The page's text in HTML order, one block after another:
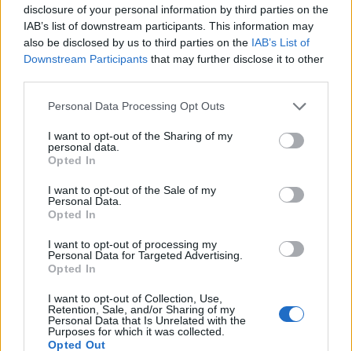
disclosure of your personal information by third parties on the
IAB’s list of downstream participants. This information may
also be disclosed by us to third parties on the IAB’s List of
Downstream Participants that may further disclose it to other
Please note that this website/app uses one or more Google
not limited to your visit or usage behaviour. You may click to
grant or deny consent to Google and its third-party tags to
use your data for below specified purposes in below Google
consent section.
Personal Data Processing Opt Outs
I want to opt-out of the Sharing of my
personal data.
Opted In
I want to opt-out of the Sale of my
Personal Data.
Opted In
I want to opt-out of processing my
Personal Data for Targeted Advertising.
Opted In
I want to opt-out of Collection, Use,
Retention, Sale, and/or Sharing of my
Personal Data that Is Unrelated with the
Purposes for which it was collected.
Opted Out
+ 8
Megosztás
Küldés